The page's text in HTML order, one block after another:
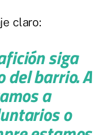
claro:
siga
del barrio. A
a
o